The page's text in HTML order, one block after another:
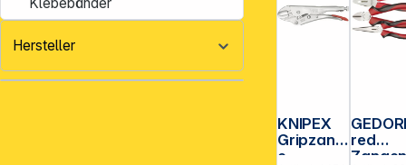
Hersteller
KNIPEX
Gripzang
e
red
Zangen-